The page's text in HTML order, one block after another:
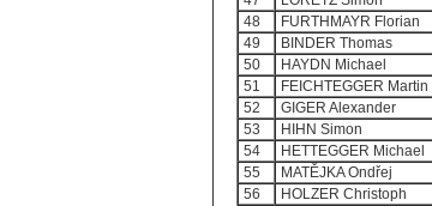
48
FURTHMAYR Florian
49
BINDER Thomas
50
HAYDN Michael
51
FEICHTEGGER Martin
52
GIGER Alexander
53
HIHN Simon
54
HETTEGGER Michael
55
MATĚJKA Ondřej
56
HOLZER Christoph